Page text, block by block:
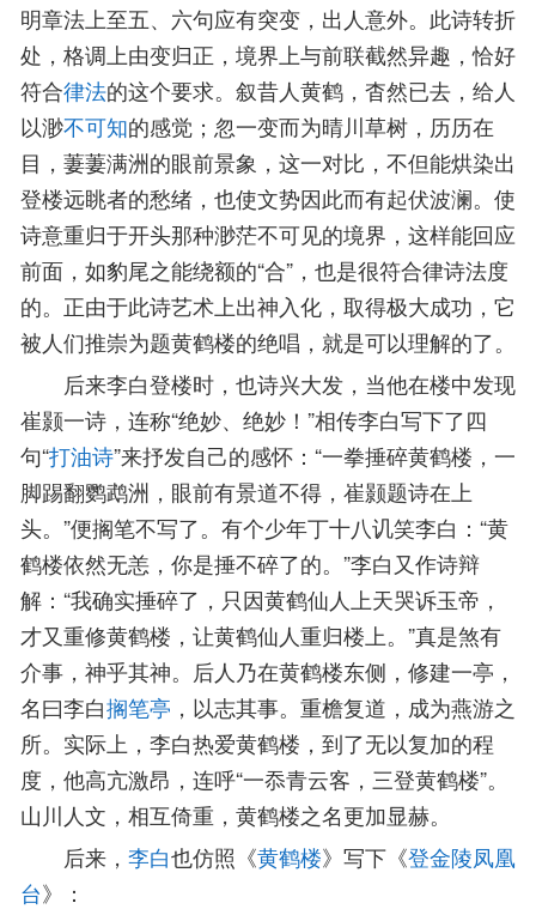
明章法上至五、六句应有突变，出人意外。此诗转折
处，格调上由变归正，境界上与前联截然异趣，恰好
符合律法的这个要求。叙昔人黄鹤，杳然已去，给人
以渺不可知的感觉；忽一变而为晴川草树，历历在
目，萋萋满洲的眼前景象，这一对比，不但能烘染出
登楼远眺者的愁绪，也使文势因此而有起伏波澜。使
诗意重归于开头那种渺茫不可见的境界，这样能回应
前面，如豹尾之能绕额的“合”，也是很符合律诗法度
的。正由于此诗艺术上出神入化，取得极大成功，它
被人们推崇为题黄鹤楼的绝唱，就是可以理解的了。
后来李白登楼时，也诗兴大发，当他在楼中发现
崔颢一诗，连称“绝妙、绝妙！”相传李白写下了四
句“打油诗”来抒发自己的感怀：“一拳捶碎黄鹤楼，一
脚踢翻鹦鹉洲，眼前有景道不得，崔颢题诗在上
头。”便搁笔不写了。有个少年丁十八讥笑李白：“黄
鹤楼依然无恙，你是捶不碎了的。”李白又作诗辩
解：“我确实捶碎了，只因黄鹤仙人上天哭诉玉帝，
才又重修黄鹤楼，让黄鹤仙人重归楼上。”真是煞有
介事，神乎其神。后人乃在黄鹤楼东侧，修建一亭，
名曰李白搁笔亭 ，以志其事。重檐复道，成为燕游之
所。实际上，李白热爱黄鹤楼，到了无以复加的程
度，他高亢激昂，连呼“一忝青云客，三登黄鹤楼”。
山川人文，相互倚重，黄鹤楼之名更加显赫。
后来， 李白也仿照《黄鹤楼》写下《登金陵凤凰
台》：